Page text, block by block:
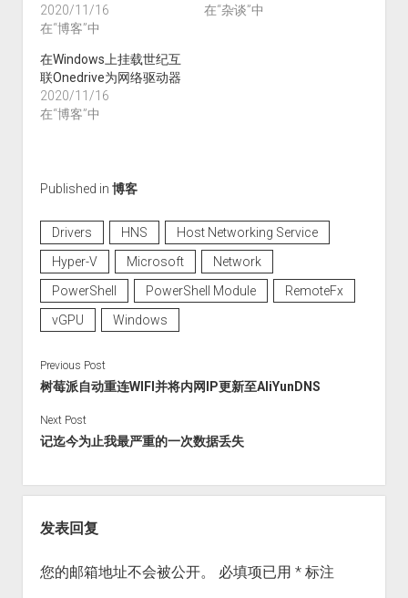
2020/11/16
在“博客”中
在“杂谈”中
在Windows上挂载世纪互
联Onedrive为网络驱动器
2020/11/16
在“博客”中
Published in 博客
Drivers HNS
Host Networking Service
Hyper-V
Microsoft
Network
PowerShell
PowerShell Module
RemoteFx
vGPU
Windows
Previous Post
树莓派自动重连WIFI并将内网IP更新至AliYunDNS
Next Post
记迄今为止我最严重的一次数据丢失
发表回复
您的邮箱地址不会被公开。 必填项已用 *标注